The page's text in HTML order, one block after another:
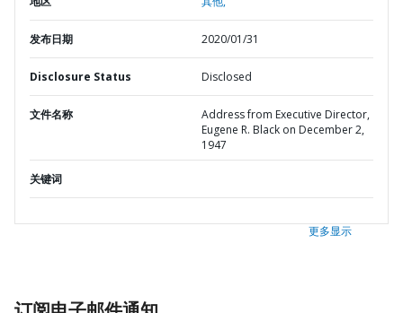
发布日期 2020/01/31
Disclosure Status Disclosed
文件名称
Address from Executive Director,
Eugene R. Black on December 2,
1947
关键词
更多显示